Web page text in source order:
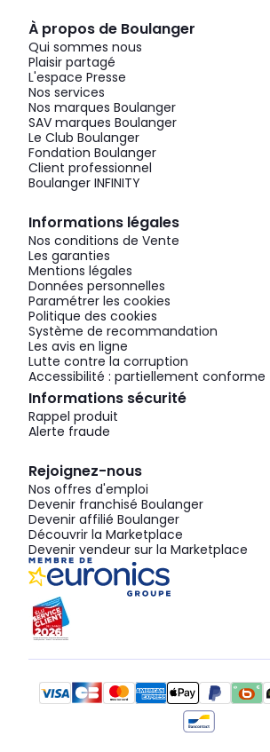
À propos de Boulanger
Qui sommes nous
Plaisir partagé
L'espace Presse
Nos services
Nos marques Boulanger
SAV marques Boulanger
Le Club Boulanger
Fondation Boulanger
Client professionnel
Boulanger INFINITY
Informations légales
Nos conditions de Vente
Les garanties
Mentions légales
Données personnelles
Paramétrer les cookies
Politique des cookies
Système de recommandation
Les avis en ligne
Lutte contre la corruption
Accessibilité : partiellement conforme
Informations sécurité
Rappel produit
Alerte fraude
Rejoignez-nous
Nos offres d'emploi
Devenir franchisé Boulanger
Devenir affilié Boulanger
Découvrir la Marketplace
Devenir vendeur sur la Marketplace